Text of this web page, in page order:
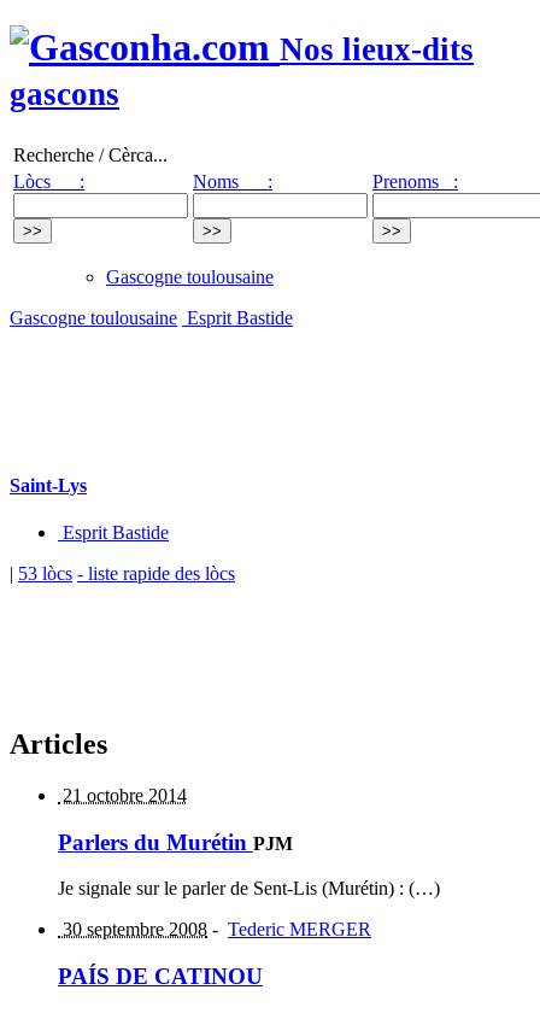
Nos lieux-dits
gascons
Recherche / Cèrca...
Lòcs :
Noms : Prenoms :
Gascogne toulousaine
Gascogne toulousaine Esprit Bastide
Saint-Lys
Esprit Bastide
| 53 lòcs - liste rapide des lòcs
Articles
21 octobre 2014
Parlers du Murétin PJM
Je signale sur le parler de Sent-Lis (Murétin) : (…)
30 septembre 2008 - Tederic MERGER
PAÍS DE CATINOU